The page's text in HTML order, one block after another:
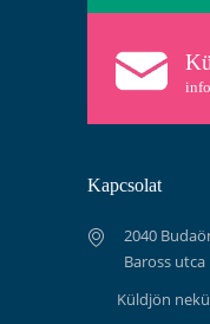
Kapcsolat
2040
Baross utca
Küldjön